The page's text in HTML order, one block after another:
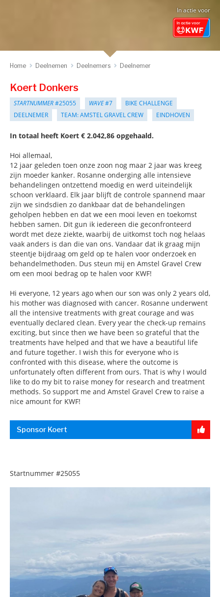
In actie voor
Home Deelnemen Deelnemers Deelnemer
Koert Donkers
STARTNUMMER#25055 WAVE#7
BIKE CHALLENGE
DEELNEMER
TEAM: AMSTEL GRAVEL CREW EINDHOVEN
In totaal heeft Koert € 2.042,86 opgehaald.
Hoi allemaal,
12 jaar geleden toen onze zoon nog maar 2 jaar was kreeg
zijn moeder kanker. Rosanne onderging alle intensieve
behandelingen ontzettend moedig en werd uiteindelijk
schoon verklaard. Elk jaar blijft de controle spannend maar
zijn we sindsdien zo dankbaar dat de behandelingen
geholpen hebben en dat we een mooi leven en toekomst
hebben samen. Dit gun ik iedereen die geconfronteerd
wordt met deze ziekte, waarbij de uitkomst toch nog helaas
vaak anders is dan die van ons. Vandaar dat ik graag mijn
steentje bijdraag om geld op te halen voor onderzoek en
behandelmethoden. Dus steun mij en Amstel Gravel Crew
om een mooi bedrag op te halen voor KWF!
Hi everyone, 12 years ago when our son was only 2 years old,
his mother was diagnosed with cancer. Rosanne underwent
all the intensive treatments with great courage and was
eventually declared clean. Every year the check-up remains
exciting, but since then we have been so grateful that the
treatments have helped and that we have a beautiful life
and future together. I wish this for everyone who is
confronted with this disease, where the outcome is
unfortunately often different from ours. That is why I would
like to do my bit to raise money for research and treatment
methods. So support me and Amstel Gravel Crew to raise a
nice amount for KWF!
Sponsor Koert
Startnummer #25055